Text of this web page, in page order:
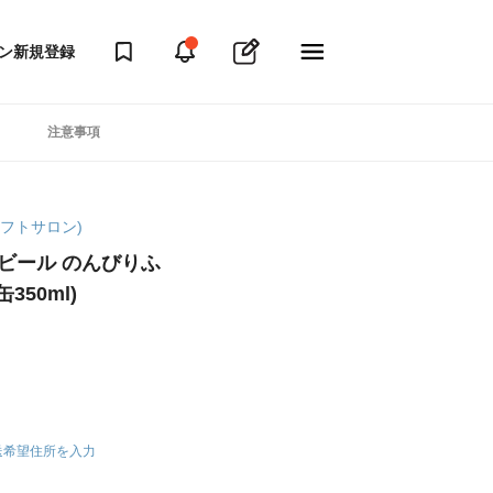
新規登録
注意事項
トサロン)
ール のんびりふ
350ml)
望住所を入力